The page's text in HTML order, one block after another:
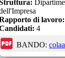
di lavoro:
4
BANDO: